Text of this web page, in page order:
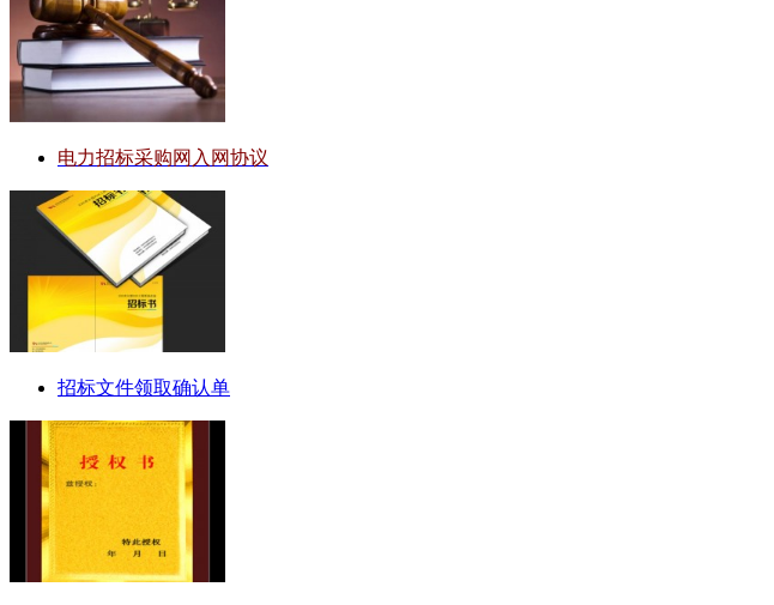
电力招标采购网入网协议
招标文件领取确认单